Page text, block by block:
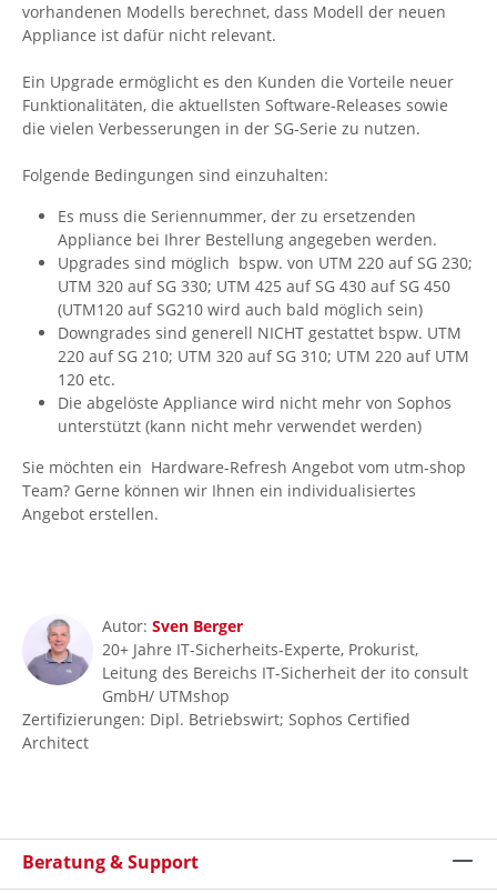
vorhandenen Modells berechnet, dass Modell der neuen
Appliance ist dafür nicht relevant.
Ein Upgrade ermöglicht es den Kunden die Vorteile neuer
Funktionalitäten, die aktuellsten Software-Releases sowie
die vielen Verbesserungen in der SG-Serie zu nutzen.
Folgende Bedingungen sind einzuhalten:
Es muss die Seriennummer, der zu ersetzenden
Appliance bei Ihrer Bestellung angegeben werden.
Upgrades sind möglich bspw. von UTM 220 auf SG 230;
UTM 320 auf SG 330; UTM 425 auf SG 430 auf SG 450
(UTM120 auf SG210 wird auch bald möglich sein)
Downgrades sind generell NICHT gestattet bspw. UTM
220 auf SG 210; UTM 320 auf SG 310; UTM 220 auf UTM
120 etc.
Die abgelöste Appliance wird nicht mehr von Sophos
unterstützt (kann nicht mehr verwendet werden)
Sie möchten ein Hardware-Refresh Angebot vom utm-shop
Team? Gerne können wir Ihnen ein individualisiertes
Angebot erstellen.
Autor: Sven Berger
20+ Jahre IT-Sicherheits-Experte, Prokurist,
Leitung des Bereichs IT-Sicherheit der ito consult
GmbH/ UTMshop
Zertifizierungen: Dipl. Betriebswirt; Sophos Certified
Architect
Beratung & Support